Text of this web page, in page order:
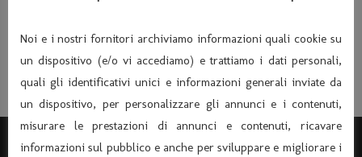
DEI PITOCHI – Sabato 30/04/2011 ore 21,00
Noi e i nostri fornitori archiviamo informazioni quali cookie su
un dispositivo (e/o vi accediamo) e trattiamo i dati personali,
quali gli identificativi unici e informazioni generali inviate da
un dispositivo, per personalizzare gli annunci e i contenuti,
misurare le prestazioni di annunci e contenuti, ricavare
informazioni sul pubblico e anche per sviluppare e migliorare i